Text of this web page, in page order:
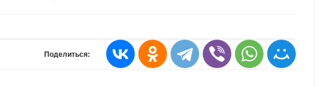
Поделиться: